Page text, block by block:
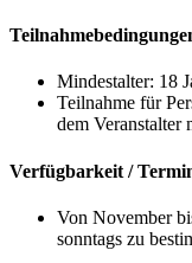
Mindestalter: 18
Teilnahme für
dem Veranstalter
Verfügbarkeit /
Von November
sonntags zu